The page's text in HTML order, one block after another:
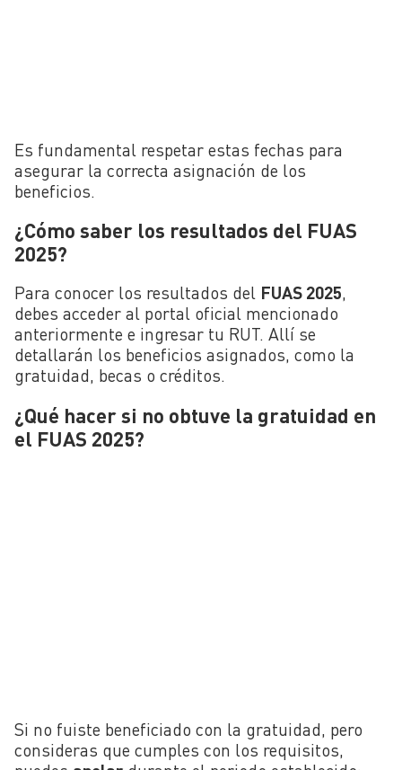
Es fundamental respetar estas fechas para
asegurar la correcta asignación de los
beneficios.
¿Cómo saber los resultados del FUAS
2025?
Para conocer los resultados del FUAS 2025,
debes acceder al portal oficial mencionado
anteriormente e ingresar tu RUT. Allí se
detallarán los beneficios asignados, como la
gratuidad, becas o créditos.
¿Qué hacer si no obtuve la gratuidad en
el FUAS 2025?
Si no fuiste beneficiado con la gratuidad, pero
consideras que cumples con los requisitos,